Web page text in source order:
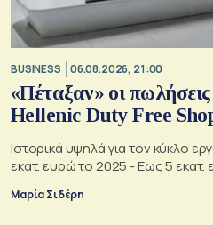
BUSINESS 06.08.2026, 21:00
«Πέταξαν» οι
Hellenic Duty Free
Ιστορικά υψηλά για τον κύκλο
εκατ. ευρώ το 2025 - Εως 5
Μαρία Σιδέρη